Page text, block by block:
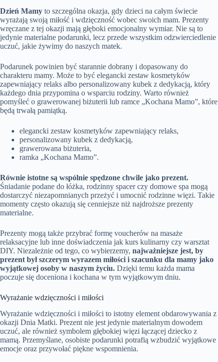
Dzień Mamy to szczególna okazja, gdy dzieci na całym świecie
wyrażają swoją miłość i wdzięczność wobec swoich mam. Prezenty
wręczane z tej okazji mają głęboki emocjonalny wymiar. Nie są to
jedynie materialne podarunki, lecz przede wszystkim odzwierciedlenie
uczuć, jakie żywimy do naszych matek.
Podarunek powinien być starannie dobrany i dopasowany do
charakteru mamy. Może to być elegancki zestaw kosmetyków
zapewniający relaks albo personalizowany kubek z dedykacją, który
każdego dnia przypomina o wsparciu rodziny. Warto również
pomyśleć o grawerowanej biżuterii lub ramce „Kochana Mamo”, które
będą trwałą pamiątką.
elegancki zestaw kosmetyków zapewniający relaks,
personalizowany kubek z dedykacją,
grawerowana biżuteria,
ramka „Kochana Mamo”.
Równie istotne są wspólnie spędzone chwile jako prezent.
Śniadanie podane do łóżka, rodzinny spacer czy domowe spa mogą
dostarczyć niezapomnianych przeżyć i umocnić rodzinne więzi. Takie
momenty często okazują się cenniejsze niż najdroższe prezenty
materialne.
Prezenty mogą także przybrać formę voucherów na masaże
relaksacyjne lub inne doświadczenia jak kurs kulinarny czy warsztat
DIY. Niezależnie od tego, co wybierzemy, najważniejsze jest, by
prezent był szczerym wyrazem miłości i szacunku dla mamy jako
wyjątkowej osoby w naszym życiu. Dzięki temu każda mama
poczuje się doceniona i kochana w tym wyjątkowym dniu.
Wyrażanie wdzięczności i miłości
Wyrażanie wdzięczności i miłości to istotny element obdarowywania z
okazji Dnia Matki. Prezent nie jest jedynie materialnym dowodem
uczuć, ale również symbolem głębokiej więzi łączącej dziecko z
mamą. Przemyślane, osobiste podarunki potrafią wzbudzić wyjątkowe
emocje oraz przywołać piękne wspomnienia.